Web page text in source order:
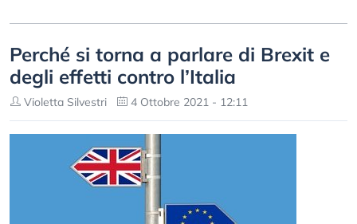
Perché si torna a parlare di Brexit e
degli effetti contro l’Italia
Violetta Silvestri 4 Ottobre 2021 - 12:11